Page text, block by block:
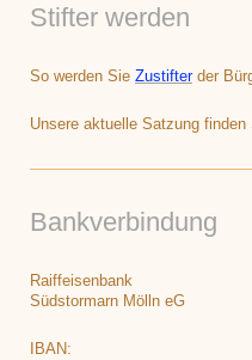
Stifter werden
So werden Sie Zustifterder
Unsere aktuelle Satzung finden
Bankverbindung
Raiffeisenbank
Südstormarn Mölln eG
IBAN: